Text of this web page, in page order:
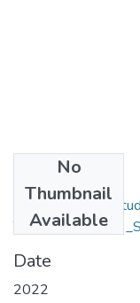
No
Thumbnail
Available
Grado de
Date
2022